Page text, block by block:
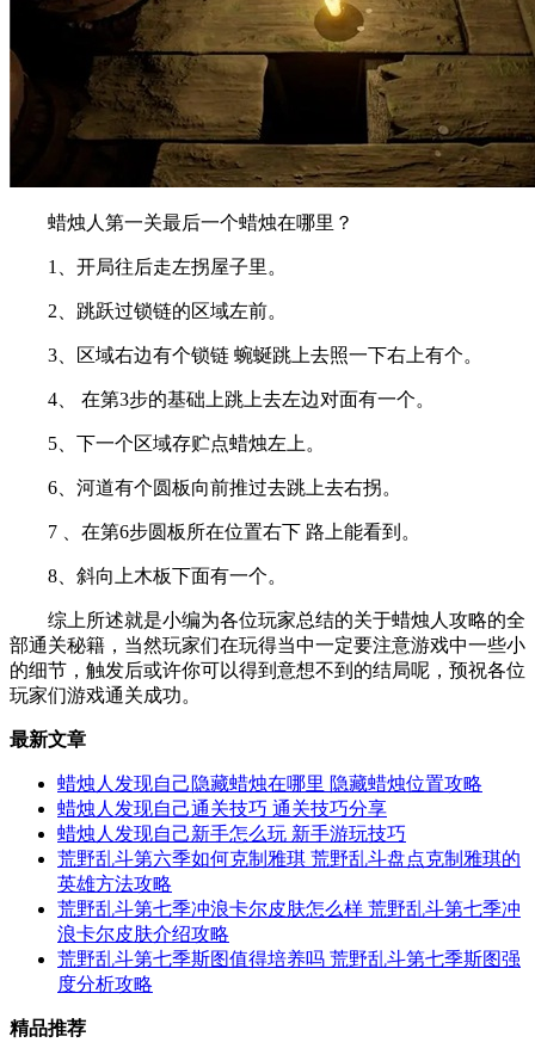
蜡烛人第一关最后一个蜡烛在哪里？
1、开局往后走左拐屋子里。
2、跳跃过锁链的区域左前。
3、区域右边有个锁链 蜿蜒跳上去照一下右上有个。
4、 在第3步的基础上跳上去左边对面有一个。
5、下一个区域存贮点蜡烛左上。
6、河道有个圆板向前推过去跳上去右拐。
7 、在第6步圆板所在位置右下 路上能看到。
8、斜向上木板下面有一个。
综上所述就是小编为各位玩家总结的关于蜡烛人攻略的全
部通关秘籍，当然玩家们在玩得当中一定要注意游戏中一些小
的细节，触发后或许你可以得到意想不到的结局呢，预祝各位
玩家们游戏通关成功。
最新文章
蜡烛人发现自己隐藏蜡烛在哪里 隐藏蜡烛位置攻略
蜡烛人发现自己通关技巧 通关技巧分享
蜡烛人发现自己新手怎么玩 新手游玩技巧
荒野乱斗第六季如何克制雅琪 荒野乱斗盘点克制雅琪的
英雄方法攻略
荒野乱斗第七季冲浪卡尔皮肤怎么样 荒野乱斗第七季冲
浪卡尔皮肤介绍攻略
荒野乱斗第七季斯图值得培养吗 荒野乱斗第七季斯图强
度分析攻略
精品推荐